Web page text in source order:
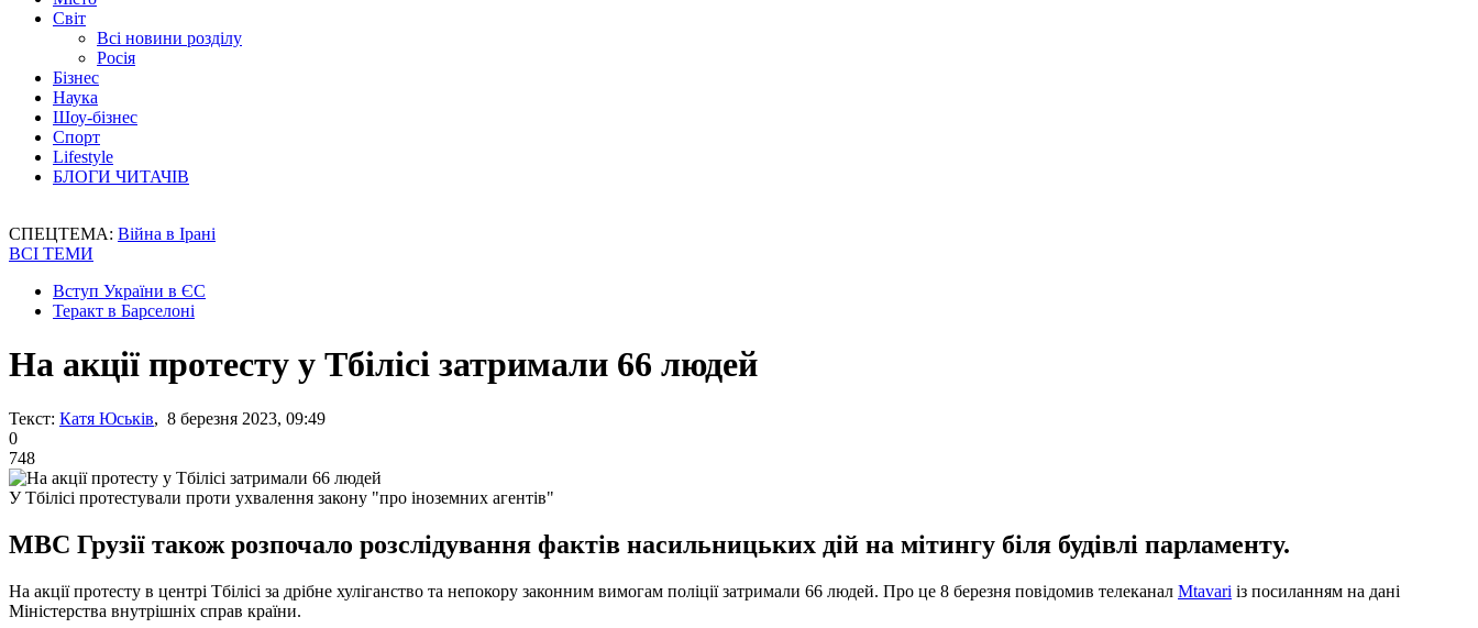
Світ
Всі новини розділу
Росія
Бізнес
Наука
Шоу-бізнес
Спорт
Lifestyle
БЛОГИ ЧИТАЧІВ
СПЕЦТЕМА: Війна в Ірані
ВСІ ТЕМИ
Вступ України в ЄС
Теракт в Барселоні
На акції протесту у Тбілісі затримали 66 людей
Текст: Катя Юськів, 8 березня 2023, 09:49
0
748
У Тбілісі протестували проти ухвалення закону "про іноземних агентів"
МВС Грузії також розпочало розслідування фактів насильницьких дій на мітингу біля будівлі парламенту.
На акції протесту в центрі Тбілісі за дрібне хуліганство та непокору законним вимогам поліції затримали 66 людей. Про це 8 березня повідомив телеканал Mtavari із посиланням на дані
Міністерства внутрішніх справ країни.